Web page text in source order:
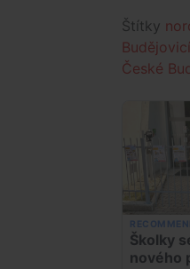
Štítky
České